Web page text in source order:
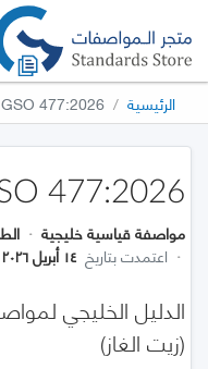
الرئيسية GSO 477:2026
477:2026
مواصفة قياسية خليجية ·
· اعتمدت بتاريخ ١٤ أبريل ٢٠٢٦
الدليل الخليجي
(زيت الغاز)